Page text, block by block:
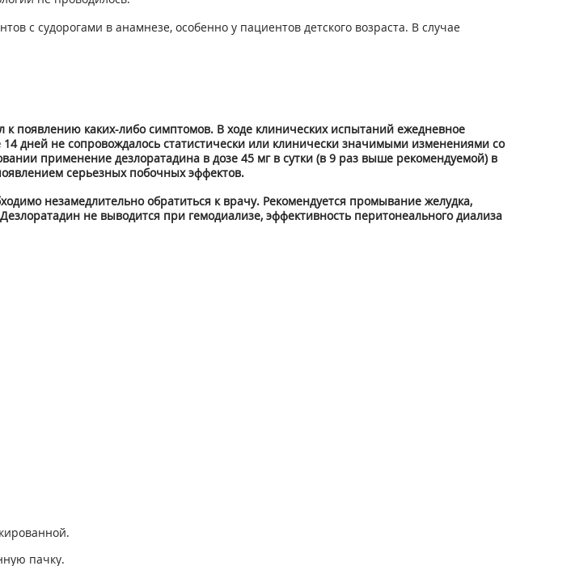
с судорогами в анамнезе, особенно у пациентов детского возраста. В случае
каких-либо симптомов. В ходе клинических испытаний ежедневное
дней не сопровождалось статистически или клинически значимыми изменениями со
применение дезлоратадина в дозе 45 мг в сутки (в 9 раз выше рекомендуемой) в
серьезных побочных эффектов.
незамедлительно обратиться к врачу. Рекомендуется промывание желудка,
не выводится при гемодиализе, эффективность перитонеального диализа
пачку.